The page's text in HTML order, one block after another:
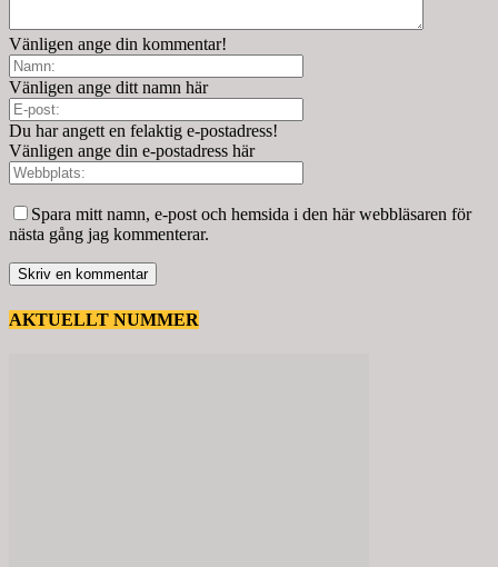
Vänligen ange din kommentar!
Vänligen ange ditt namn här
Du har angett en felaktig e-postadress!
Vänligen ange din e-postadress här
Spara mitt namn, e-post och hemsida i den här webbläsaren för
nästa gång jag kommenterar.
AKTUELLT NUMMER